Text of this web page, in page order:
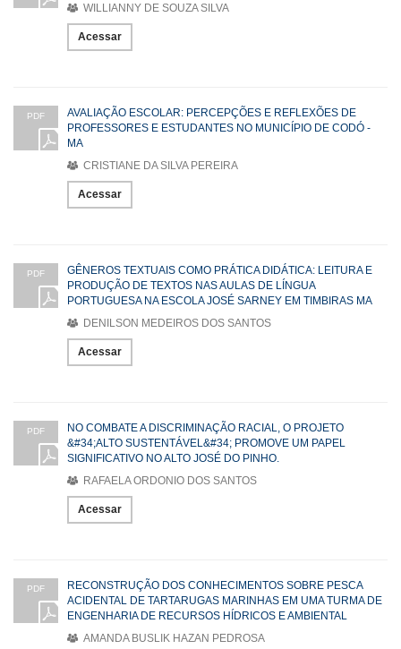
WILLIANNY DE SOUZA SILVA
Acessar
PDF
AVALIAÇÃO ESCOLAR: PERCEPÇÕES E REFLEXÕES DE
PROFESSORES E ESTUDANTES NO MUNICÍPIO DE CODÓ -
MA
CRISTIANE DA SILVA PEREIRA
Acessar
PDF
GÊNEROS TEXTUAIS COMO PRÁTICA DIDÁTICA: LEITURA E
PRODUÇÃO DE TEXTOS NAS AULAS DE LÍNGUA
PORTUGUESA NA ESCOLA JOSÉ SARNEY EM TIMBIRAS MA
DENILSON MEDEIROS DOS SANTOS
Acessar
PDF
NO COMBATE A DISCRIMINAÇÃO RACIAL, O PROJETO
&#34;ALTO SUSTENTÁVEL&#34; PROMOVE UM PAPEL
SIGNIFICATIVO NO ALTO JOSÉ DO PINHO.
RAFAELA ORDONIO DOS SANTOS
Acessar
PDF
RECONSTRUÇÃO DOS CONHECIMENTOS SOBRE PESCA
ACIDENTAL DE TARTARUGAS MARINHAS EM UMA TURMA DE
ENGENHARIA DE RECURSOS HÍDRICOS E AMBIENTAL
AMANDA BUSLIK HAZAN PEDROSA